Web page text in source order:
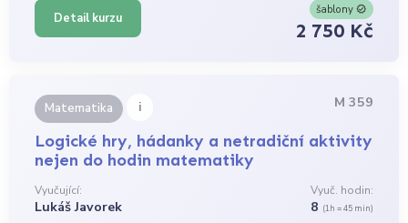
Detail kurzu
šablony
2 750 Kč
Matematika i M 359
Logické hry, hádanky a netradiční aktivity
nejen do hodin matematiky
Vyučující:
Lukáš Javorek
Vyuč. hodin:
8 (1h = 45 min)